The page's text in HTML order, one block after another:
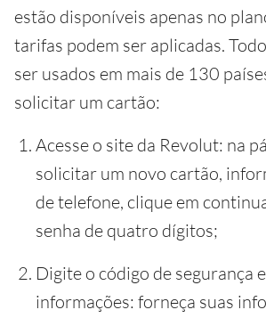
estão disponíveis apenas no
tarifas podem ser aplicadas.
ser usados em mais de 130
solicitar um cartão:
Acesse o site da Revolut: na
solicitar um novo cartão,
de telefone, clique em
senha de quatro dígitos;
Digite o código de segurança
informações: forneça suas